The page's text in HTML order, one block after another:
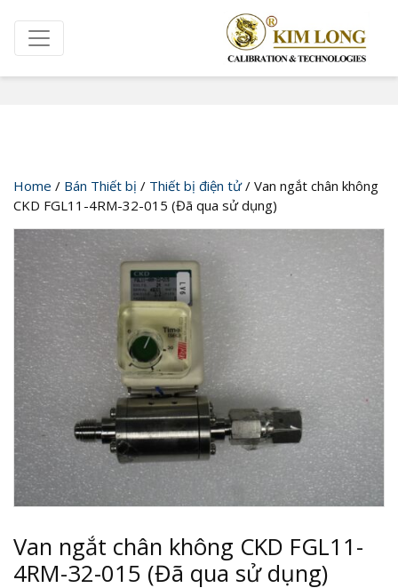
Cửa hàng
Home / Bán Thiết bị / Thiết bị điện tử/ Van ngắt chân không
CKD FGL11-4RM-32-015 (Đã qua sử dụng)
Van ngắt chân không CKD FGL11-
4RM-32-015 (Đã qua sử dụng)